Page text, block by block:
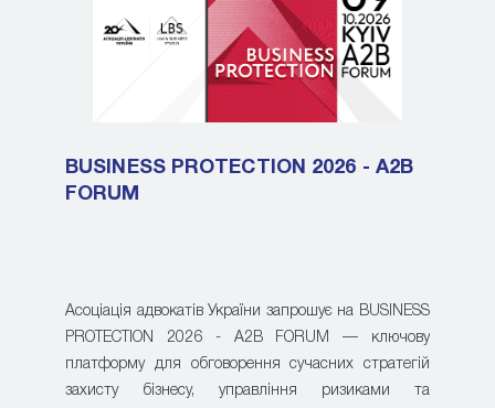
BUSINESS PROTECTION 2026 - A2B
FORUM
Асоціація адвокатів України запрошує на BUSINESS
PROTECTION 2026 - A2B FORUM — ключову
платформу для обговорення сучасних стратегій
захисту бізнесу, управління ризиками та